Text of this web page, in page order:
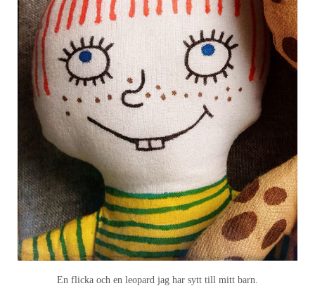
En flicka och en leopard jag har sytt till mitt barn.